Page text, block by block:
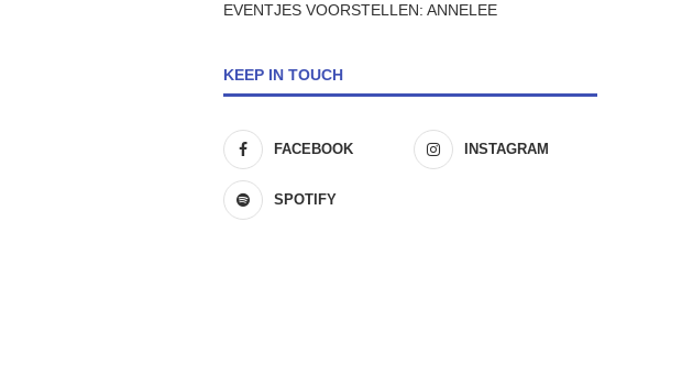
EVENTJES VOORSTELLEN: ANNELEE
KEEP IN TOUCH
FACEBOOK INSTAGRAM
SPOTIFY